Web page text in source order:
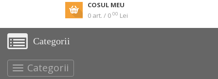
COSUL MEU
0 art. / 0 00 Lei
Categorii
Categorii